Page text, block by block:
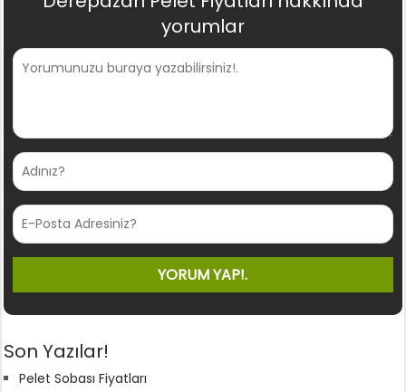
yorumlar
Son Yazılar!
Pelet Sobası Fiyatları